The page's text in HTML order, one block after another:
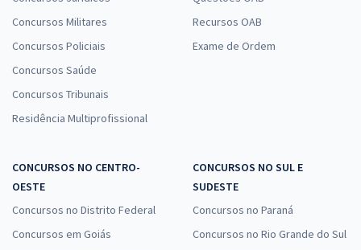
Concursos Militares
Concursos Policiais
Concursos Saúde
Concursos Tribunais
Residência Multiprofissional
Recursos OAB
Exame de Ordem
CONCURSOS NO CENTRO-
OESTE
Concursos no Distrito Federal
Concursos em Goiás
CONCURSOS NO SUL E
SUDESTE
Concursos no Paraná
Concursos no Rio Grande do Sul